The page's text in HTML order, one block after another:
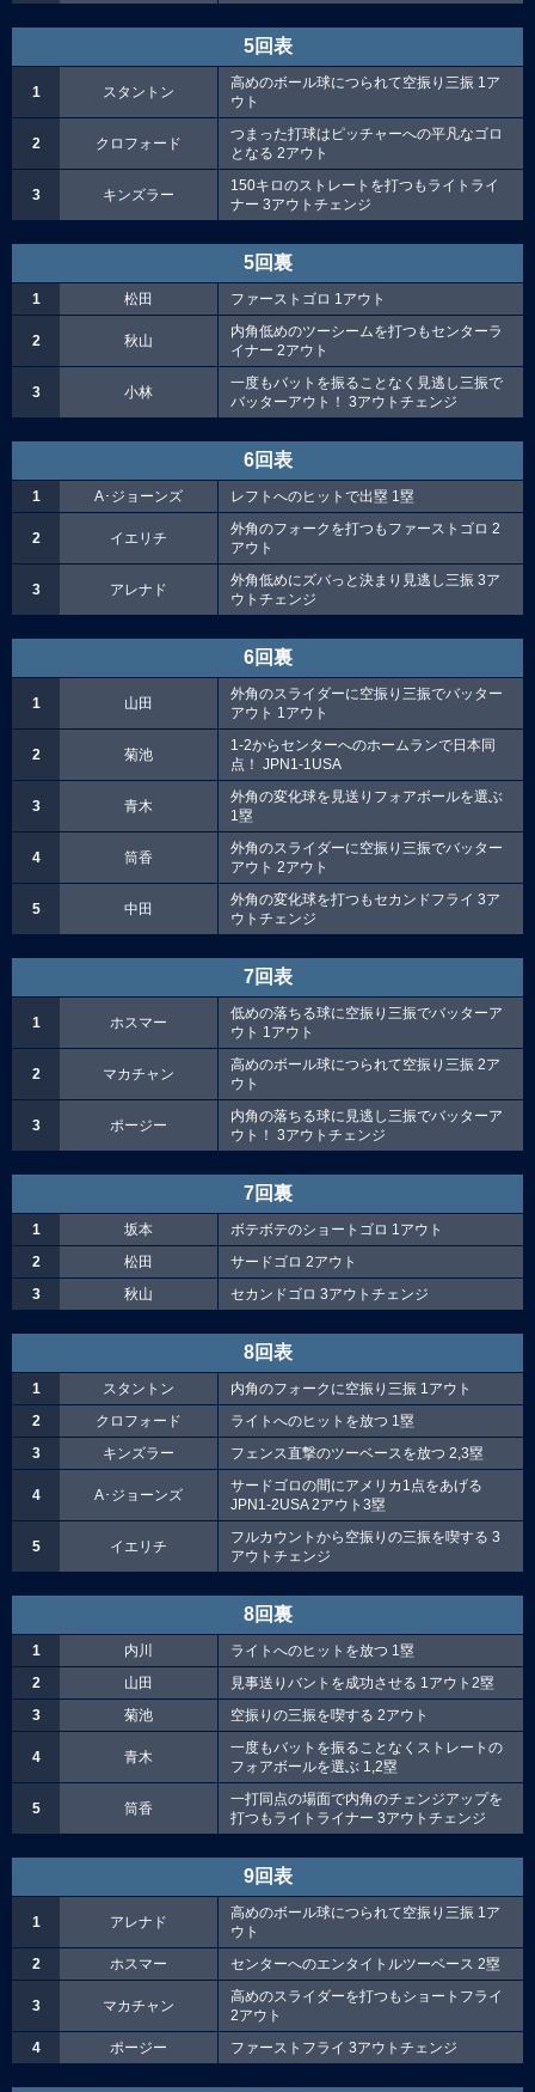
5回表
1 スタントン
高めのボール球につられて空振り三振 1ア
ウト
2 クロフォード
つまった打球はピッチャーへの平凡なゴロ
となる 2アウト
3 キンズラー
150キロのストレートを打つもライトライ
ナー 3アウトチェンジ
5回裏
1 松田 ファーストゴロ 1アウト
2 秋山
内角低めのツーシームを打つもセンターラ
イナー 2アウト
3 小林
一度もバットを振ることなく見逃し三振で
バッターアウト！ 3アウトチェンジ
6回表
1 A･ジョーンズ レフトへのヒットで出塁 1塁
2 イエリチ
外角のフォークを打つもファーストゴロ 2
アウト
3 アレナド
外角低めにズバっと決まり見逃し三振 3ア
ウトチェンジ
6回裏
1 山田
外角のスライダーに空振り三振でバッター
アウト 1アウト
2 菊池
1-2からセンターへのホームランで日本同
点！ JPN1-1USA
3 青木
外角の変化球を見送りフォアボールを選ぶ
1塁
4 筒香
外角のスライダーに空振り三振でバッター
アウト 2アウト
5 中田
外角の変化球を打つもセカンドフライ 3ア
ウトチェンジ
7回表
1 ホスマー
低めの落ちる球に空振り三振でバッターア
ウト 1アウト
2 マカチャン
高めのボール球につられて空振り三振 2ア
ウト
3 ポージー
内角の落ちる球に見逃し三振でバッターア
ウト！ 3アウトチェンジ
7回裏
1 坂本
ボテボテのショートゴロ 1アウト
2
松田
サードゴロ 2アウト
3
秋山 セカンドゴロ 3アウトチェンジ
8回表
1 スタントン
内角のフォークに空振り三振 1アウト
2
クロフォード
ライトへのヒットを放つ 1塁
3
キンズラー フェンス直撃のツーベースを放つ 2,3塁
4 A･ジョーンズ
サードゴロの間にアメリカ1点をあげる
JPN1-2USA 2アウト3塁
5 イエリチ
フルカウントから空振りの三振を喫する 3
アウトチェンジ
8回裏
1 内川
ライトへのヒットを放つ 1塁
2
山田
見事送りバントを成功させる 1アウト2塁
3
菊池 空振りの三振を喫する 2アウト
4 青木
一度もバットを振ることなくストレートの
フォアボールを選ぶ 1,2塁
5 筒香
一打同点の場面で内角のチェンジアップを
打つもライトライナー 3アウトチェンジ
9回表
1 アレナド
高めのボール球につられて空振り三振 1ア
ウト
2
ホスマー センターへのエンタイトルツーベース 2塁
3 マカチャン
高めのスライダーを打つもショートフライ
2アウト
4
ポージー ファーストフライ 3アウトチェンジ